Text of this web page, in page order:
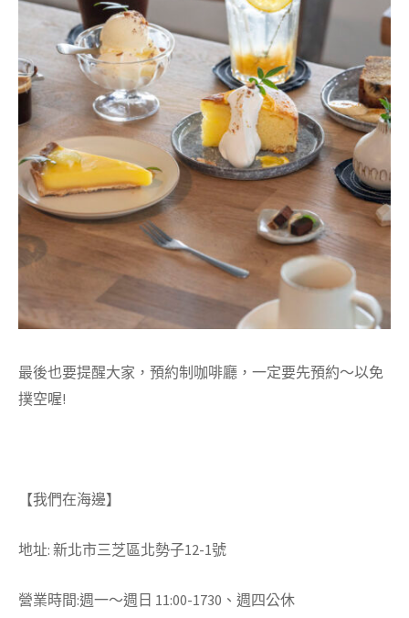
最後也要提醒大家，預約制咖啡廳，一定要先預約～以免
撲空喔!
【我們在海邊】
地址: 新北市三芝區北勢子12-1號
營業時間:週一～週日 11:00-1730、週四公休